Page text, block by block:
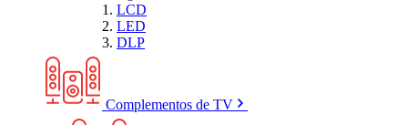
LCD
LED
DLP
Complementos de TV